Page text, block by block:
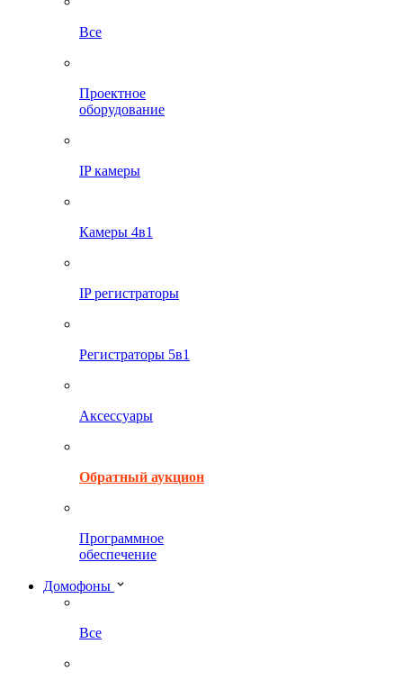
Все
Проектное
оборудование
IP камеры
Камеры 4в1
IP регистраторы
Регистраторы 5в1
Аксессуары
Обратный аукцион
Программное
обеспечение
Домофоны
Все